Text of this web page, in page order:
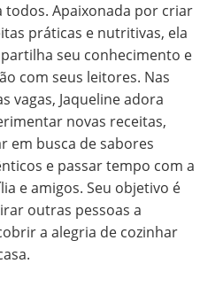
todos. Apaixonada por criar
práticas e nutritivas, ela
seu conhecimento e
com seus leitores. Nas
vagas, Jaqueline adora
novas receitas,
em busca de sabores
e passar tempo com a
e amigos. Seu objetivo é
outras pessoas a
a alegria de cozinhar